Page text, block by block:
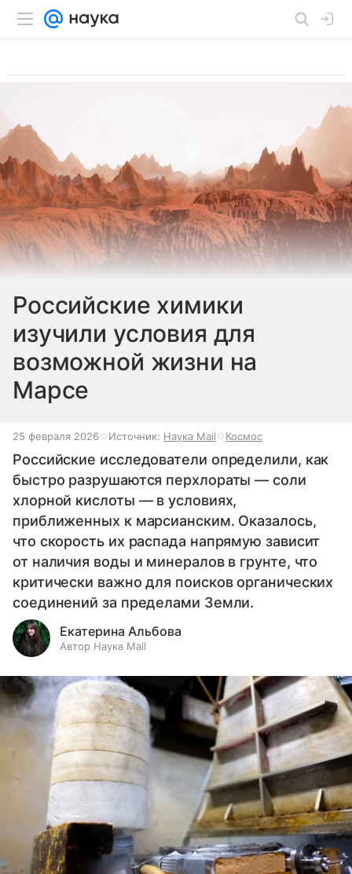
Российские химики
изучили условия для
возможной жизни на
Марсе
25 февраля 2026 Источник: Наука Mail Космос
Российские исследователи определили, как
быстро разрушаются перхлораты — соли
хлорной кислоты — в условиях,
приближенных к марсианским. Оказалось,
что скорость их распада напрямую зависит
от наличия воды и минералов в грунте, что
критически важно для поисков органических
соединений за пределами Земли.
Екатерина Альбова
Автор Наука Mail